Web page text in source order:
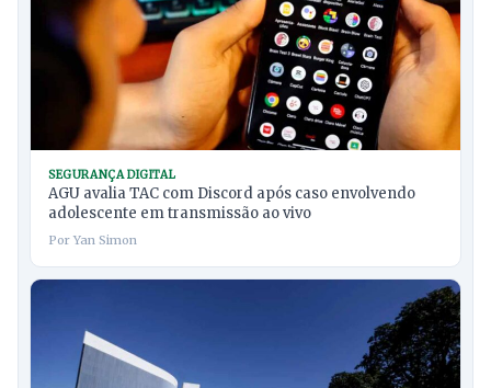
SEGURANÇA DIGITAL
AGU avalia TAC com Discord após caso envolvendo
adolescente em transmissão ao vivo
Por Yan Simon